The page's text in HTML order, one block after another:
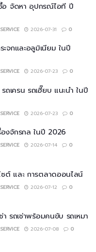
อ จัดหา อุปกรณ์ไอที ปี
2026-07-31 0
จกและอลูมิเนียม ในปี
2026-07-23 0
เครน รถเฮี๊ยบ แนะนำ ในปี
2026-07-23 0
งจักรกล ในปี 2026
2026-07-14 0
ซต์ และ การตลาดออนไลน์
2026-07-12 0
า รถเช่าพร้อมคนขับ รถเหมา
2026-07-08 0